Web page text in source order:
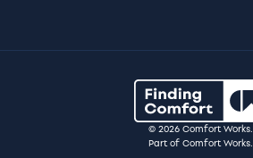
© 2026 Comfort Works.
Part of Comfort Works.